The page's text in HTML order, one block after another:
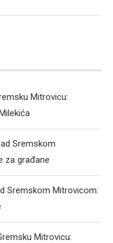
Mitrovicu:
Sremskom
za građane
Sremskom Mitrovicom:
Mitrovicu: